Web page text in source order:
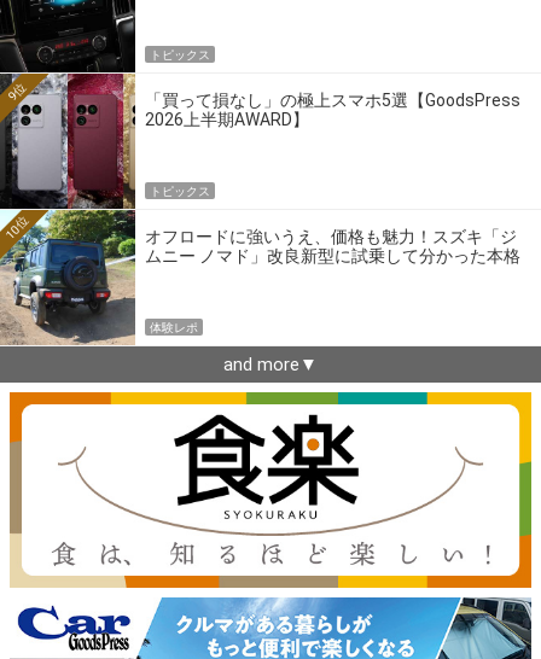
トピックス
「買って損なし」の極上スマホ5選【GoodsPress
2026上半期AWARD】
9位
トピックス
オフロードに強いうえ、価格も魅力！スズキ「ジ
ムニー ノマド」改良新型に試乗して分かった本格
10位
体験レポ
and more▼